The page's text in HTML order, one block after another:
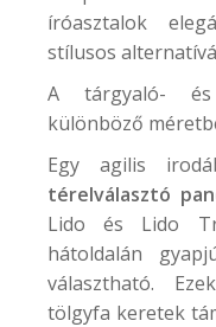
íróasztalok
stílusos
A tárgyaló- és
különböző
Egy agilis
térelválasztó
Lido és Lido
hátoldalán
választható.
tölgyfa keretek